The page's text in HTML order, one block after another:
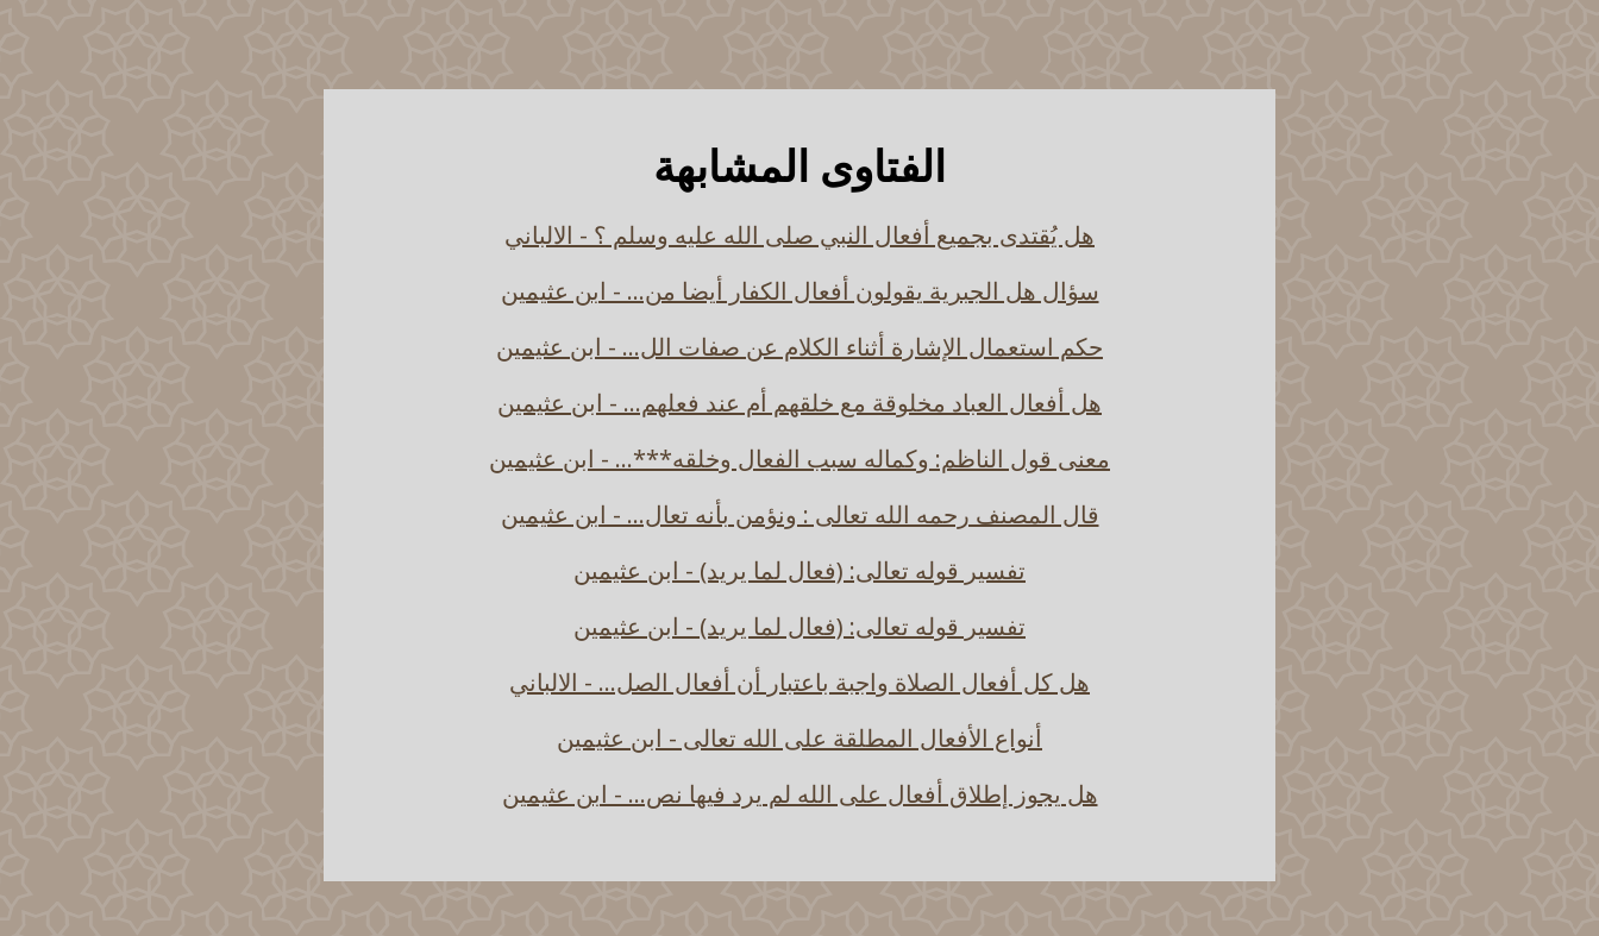
الفتاوى المشابهة
هل يُقتدى بجميع أفعال النبي صلى الله عليه وسلم ؟ - الالباني
سؤال هل الجبرية يقولون أفعال الكفار أيضا من... - ابن عثيمين
حكم استعمال الإشارة أثناء الكلام عن صفات الل... - ابن عثيمين
هل أفعال العباد مخلوقة مع خلقهم أم عند فعلهم... - ابن عثيمين
معنى قول الناظم: وكماله سبب الفعال وخلقه***... - ابن عثيمين
قال المصنف رحمه الله تعالى : ونؤمن بأنه تعال... - ابن عثيمين
تفسير قوله تعالى: (فعال لما يريد) - ابن عثيمين
تفسير قوله تعالى: (فعال لما يريد) - ابن عثيمين
هل كل أفعال الصلاة واجبة باعتبار أن أفعال الصل... - الالباني
أنواع الأفعال المطلقة على الله تعالى - ابن عثيمين
هل يجوز إطلاق أفعال على الله لم يرد فيها نص... - ابن عثيمين